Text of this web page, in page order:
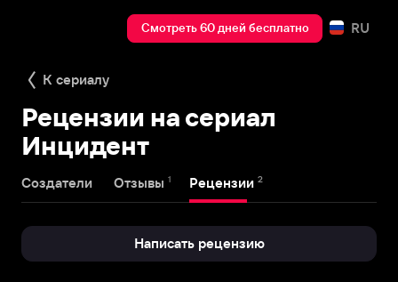
Смотреть 60 дней бесплатно RU
К сериалу
Рецензии на сериал
Инцидент
Создатели Отзывы 1 Рецензии 2
Написать рецензию